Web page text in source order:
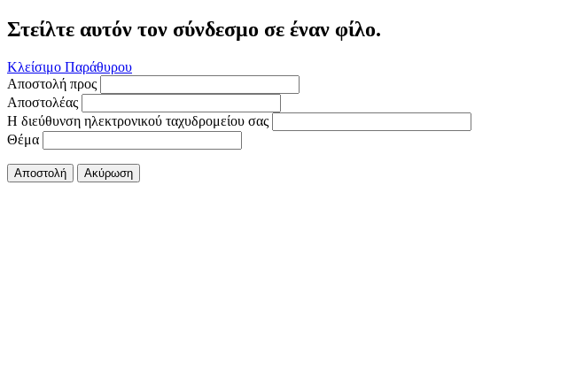
Στείλτε αυτόν τον σύνδεσμο σε έναν φίλο.
Κλείσιμο Παράθυρου
Αποστολή προς
Αποστολέας
Η διεύθυνση ηλεκτρονικού ταχυδρομείου σας
Θέμα
Αποστολή Ακύρωση